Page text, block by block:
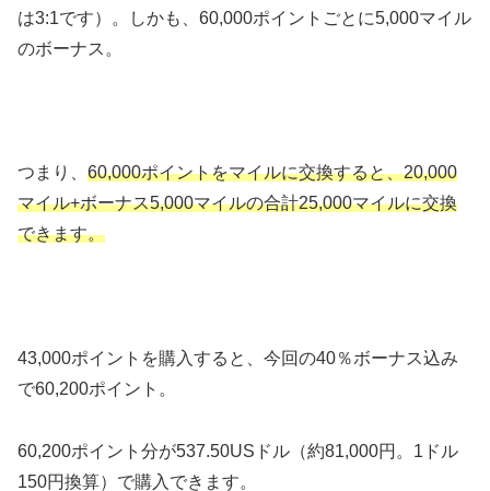
は3:1です）。しかも、60,000ポイントごとに5,000マイル
のボーナス。
つまり、 60,000ポイントをマイルに交換すると、20,000
マイル+ボーナス5,000マイルの合計25,000マイルに交換
できます。
43,000ポイントを購入すると、今回の40％ボーナス込み
で60,200ポイント。
60,200ポイント分が537.50USドル（約81,000円。1ドル
150円換算）で購入できます。